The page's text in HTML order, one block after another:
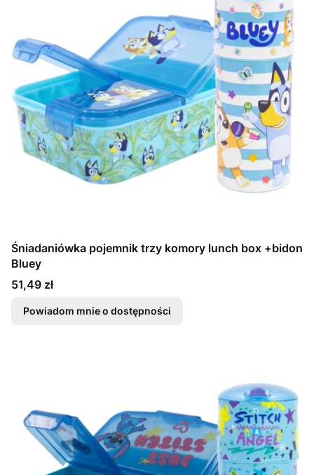
Śniadaniówka pojemnik trzy komory lunch box +bidon
Bluey
Cena
51,49 zł
Powiadom mnie o dostępności